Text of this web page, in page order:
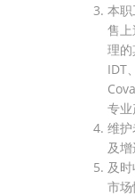
本
售
理
IDT
专业
维
及
及
市